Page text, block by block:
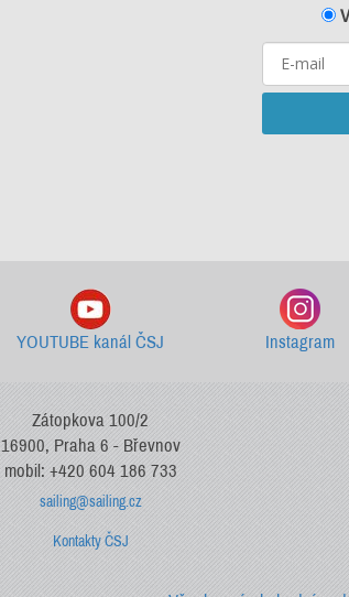
YOUTUBE kanál ČSJ Instagram
Zátopkova 100/2
16900, Praha 6 - Břevnov
mobil: +420 604 186 733
sailing@sailing.cz
Kontakty ČSJ